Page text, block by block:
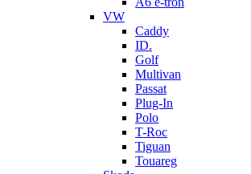
VW
Caddy
ID.
Golf
Multivan
Passat
Plug-In
Polo
T-Roc
Tiguan
Touareg